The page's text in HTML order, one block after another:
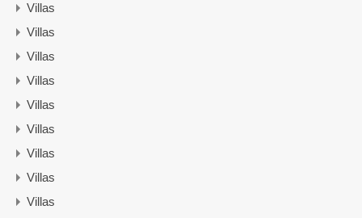
Villas
Villas
Villas
Villas
Villas
Villas
Villas
Villas
Villas